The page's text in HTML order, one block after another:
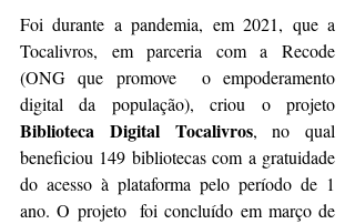
Foi durante a pandemia, em 2021, que a
Tocalivros, em parceria com a Recode
(ONG que promove  o empoderamento
Biblioteca Digital Tocalivros, no qual
beneficiou 149 bibliotecas com a gratuidade
do acesso à plataforma pelo período de 1
ano. O projeto  foi concluído em março de